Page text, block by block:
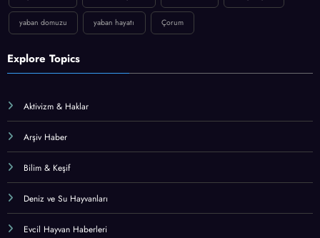
yaban domuzu yaban hayatı Çorum
Explore Topics
Aktivizm & Haklar
Arşiv Haber
Bilim & Keşif
Deniz ve Su Hayvanları
Evcil Hayvan Haberleri